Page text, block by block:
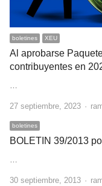
boletines XEU
Al aprobarse
contribuyentes en
…
27 septiembre, 2023
boletines
BOLETIN 39/2013
…
30 septiembre, 2013